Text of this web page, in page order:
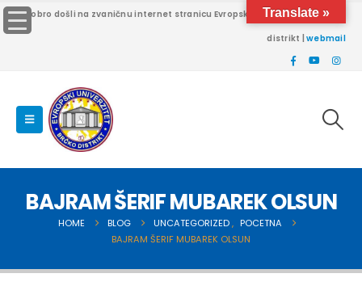
Dobro došli na zvaničnu internet stranicu Evropskog univerziteta Brčko
distrikt |webmail
BAJRAM ŠERIF MUBAREK OLSUN
HOME BLOG UNCATEGORIZED , POCETNA
BAJRAM ŠERIF MUBAREK OLSUN
Translate »